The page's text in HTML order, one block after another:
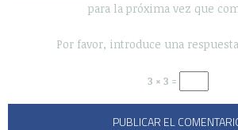
para la próxima vez que
Por favor, introduce una
3 × 3 =